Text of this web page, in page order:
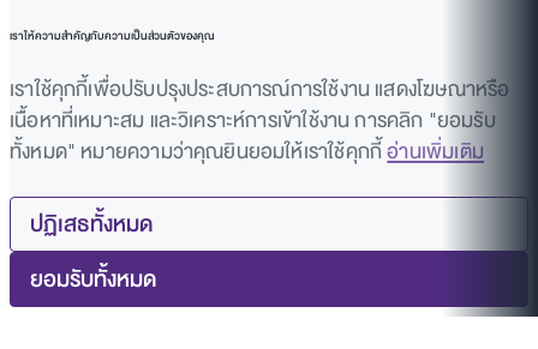
เราให้ความสำคัญกับความเป็นส่วนตัวของคุณ
เราใช้คุกกี้เพื่อปรับปรุงประสบการณ์การใช้งาน แสดงโฆษณาหรือ
เนื้อหาที่เหมาะสม และวิเคราะห์การเข้าใช้งาน การคลิก "ยอมรับ
ทั้งหมด" หมายความว่าคุณยินยอมให้เราใช้คุกกี้อ่านเพิ่มเติม
ปฏิเสธทั้งหมด
ยอมรับทั้งหมด